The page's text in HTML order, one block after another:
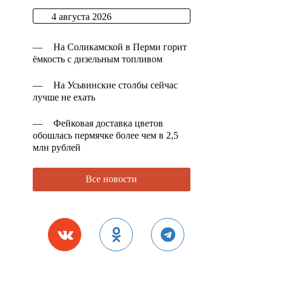
4 августа 2026
—
На Соликамской в Перми горит
ёмкость с дизельным топливом
—
На Усьвинские столбы сейчас
лучше не ехать
—
Фейковая доставка цветов
обошлась пермячке более чем в 2,5
млн рублей
Все новости